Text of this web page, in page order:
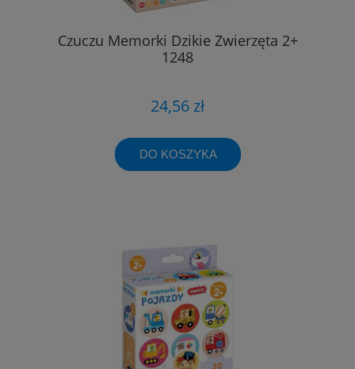
Czuczu Memorki Dzikie Zwierzęta 2+
1248
24,56 zł
DO KOSZYKA